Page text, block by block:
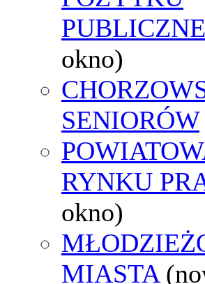
okno)
SENIORÓW
RYNKU
okno)
MIASTA